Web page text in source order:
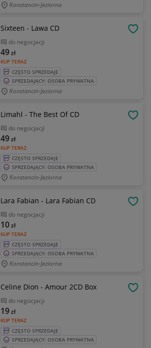
Konstancin-Jeziorna
Sixteen - Lawa CD
do negocjacji
KUP TERAZ
49zł
CZĘSTO SPRZEDAJE
SPRZEDAJĄCY: OSOBA PRYWATNA
Konstancin-Jeziorna
Limahl - The Best Of CD
do negocjacji
KUP TERAZ
49zł
CZĘSTO SPRZEDAJE
SPRZEDAJĄCY: OSOBA PRYWATNA
Konstancin-Jeziorna
Lara Fabian - Lara Fabian CD
do negocjacji
KUP TERAZ
10zł
CZĘSTO SPRZEDAJE
SPRZEDAJĄCY: OSOBA PRYWATNA
Konstancin-Jeziorna
Celine Dion - Amour 2CD Box
do negocjacji
KUP TERAZ
19zł
CZĘSTO SPRZEDAJE
SPRZEDAJĄCY: OSOBA PRYWATNA